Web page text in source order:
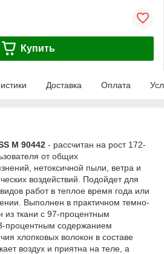
Купить
Доставка Оплата
M 90442 - рассчитан на рост 172-
от общих
нетоксичной пыли, ветра и
воздействий. Подойдет для
работ в теплое время года или
Выполнен в практичном темно-
из ткани с 97-процентным
процентным содержанием
хлопковых волокон в составе
воздух и приятна на теле, а